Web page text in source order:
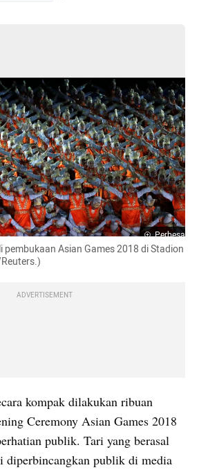
Perbesar
pembukaan Asian Games 2018 di Stadion
ADVERTISEMENT
kompak dilakukan ribuan
Ceremony Asian Games 2018
publik. Tari yang berasal
diperbincangkan publik di media